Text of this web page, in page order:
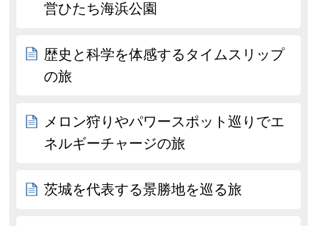
営ひたち海浜公園
歴史と科学を体感するタイムスリップ
の旅
メロン狩りやパワースポット巡りでエ
ネルギーチャージの旅
茨城を代表する景勝地を巡る旅